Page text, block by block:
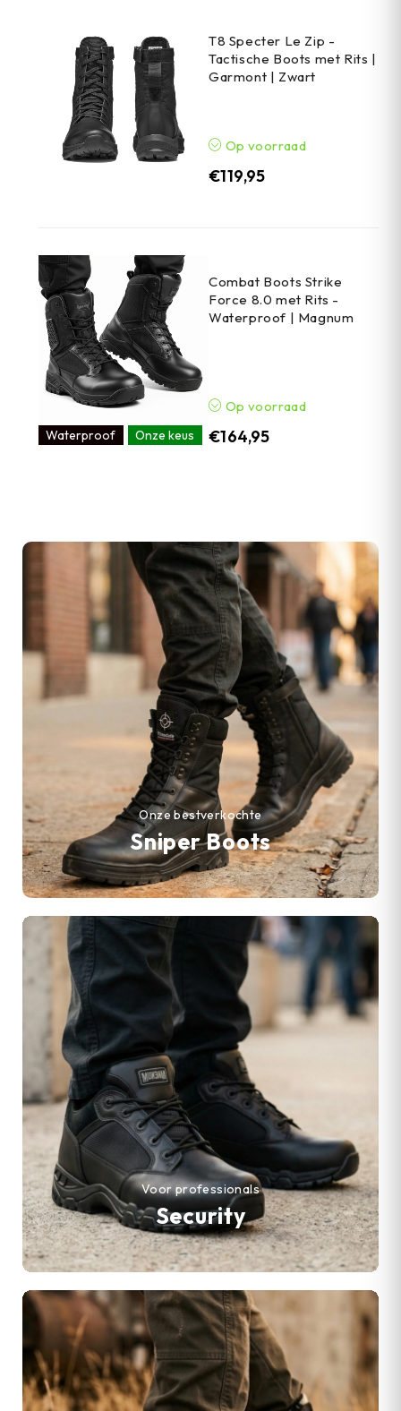
T8 Specter Le Zip -
Tactische Boots met Rits |
Garmont | Zwart
Op voorraad
€119,95
Waterproof Onze keus
Combat Boots Strike
Force 8.0 met Rits -
Waterproof | Magnum
Op voorraad
€164,95
Sniper Boots
Onze bestverkochte
Security
Voor professionals